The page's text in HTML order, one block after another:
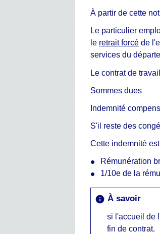
À partir de cette
Le particulier
le retrait forcé de
services du
Le contrat de
Sommes dues
Indemnité
S'il reste des
Cette indemnité
Rémunération
1/10e de la
info À savoir
si l'accueil de
fin de contrat.